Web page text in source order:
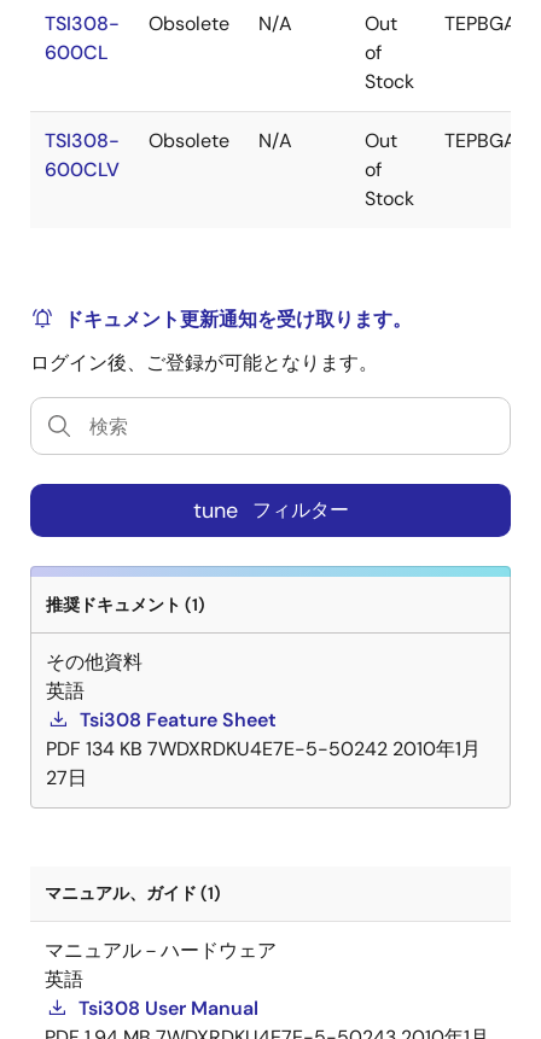
TSI308-
600CL
Obsolete N/A
Out
of
Stock
TEPBGA
TSI308-
600CLV
Obsolete N/A
Out
of
Stock
TEPBGA
ドキュメント更新通知を受け取ります。
ログイン後、ご登録が可能となります。
tune フィルター
推奨ドキュメント (1)
その他資料
英語
Tsi308 Feature Sheet
PDF 134 KB 7WDXRDKU4E7E-5-50242 2010年1月
27日
マニュアル、ガイド (1)
マニュアル－ハードウェア
英語
Tsi308 User Manual